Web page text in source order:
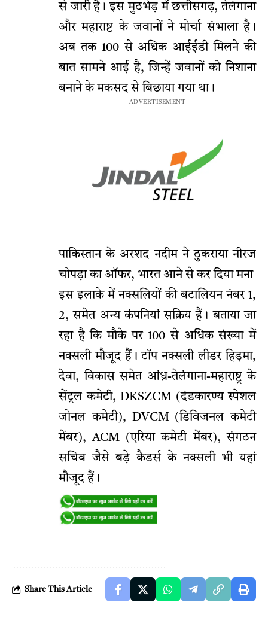
से जारी है। इस मुठभेड़ में छत्तीसगढ़, तेलंगाना
और महाराष्ट के जवानों ने मोर्चा संभाला है।
अब तक 100 से अधिक आईईडी मिलने की
बात सामने आई है, जिन्हें जवानों को निशाना
बनाने के मकसद से बिछाया गया था।
- ADVERTISEMENT -
पाकिस्तान के अरशद नदीम ने ठुकराया नीरज
चोपड़ा का ऑफर, भारत आने से कर दिया मना
इस इलाके में नक्सलियों की बटालियन नंबर 1,
2, समेत अन्य कंपनियां सक्रिय हैं। बताया जा
रहा है कि मौके पर 100 से अधिक संख्या में
नक्सली मौजूद हैं। टॉप नक्सली लीडर हिड़मा,
देवा, विकास समेत आंध्र-तेलंगाना-महाराष्ट्र के
सेंट्रल कमेटी, DKSZCM (दंडकारण्य स्पेशल
जोनल कमेटी), DVCM (डिविजनल कमेटी
मेंबर), ACM (एरिया कमेटी मेंबर), संगठन
सचिव जैसे बड़े कैडर्स के नक्सली भी यहां
मौजूद हैं।
Share This Article